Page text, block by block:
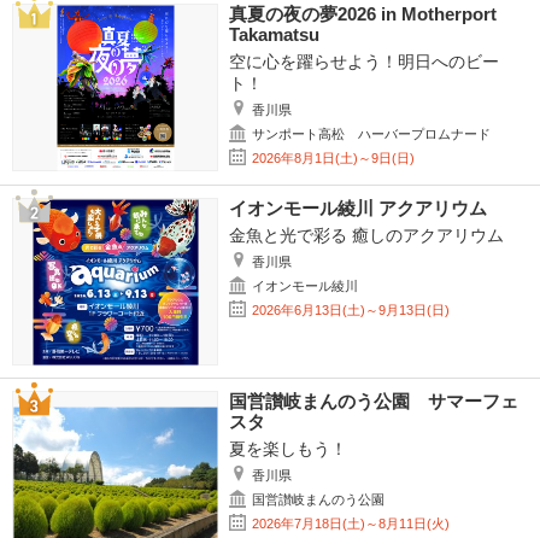
真夏の夜の夢2026 in Motherport
Takamatsu
空に心を躍らせよう！明日へのビー
ト！
香川県
サンポート高松 ハーバープロムナード
2026年8月1日(土)～9日(日)
イオンモール綾川 アクアリウム
金魚と光で彩る 癒しのアクアリウム
香川県
イオンモール綾川
2026年6月13日(土)～9月13日(日)
国営讃岐まんのう公園 サマーフェ
スタ
夏を楽しもう！
香川県
国営讃岐まんのう公園
2026年7月18日(土)～8月11日(火)